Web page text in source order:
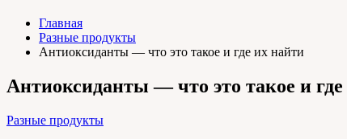
Главная
Разные продукты
Антиоксиданты — что это такое и где их найти
Антиоксиданты — что это такое и
Разные продукты